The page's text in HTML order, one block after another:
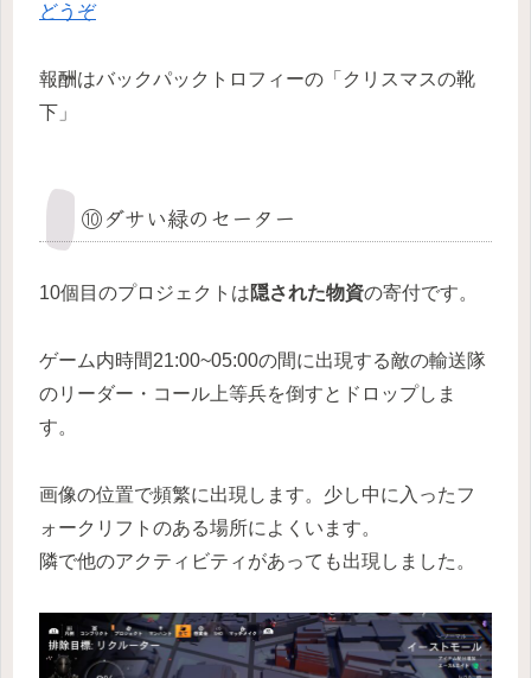
どうぞ
報酬はバックパックトロフィーの「クリスマスの靴
下」
⑩ダサい緑のセーター
10個目のプロジェクトは隠された物資の寄付です。
ゲーム内時間21:00~05:00の間に出現する敵の輸送隊
のリーダー・コール上等兵を倒すとドロップしま
す。
画像の位置で頻繁に出現します。少し中に入ったフ
ォークリフトのある場所によくいます。
隣で他のアクティビティがあっても出現しました。